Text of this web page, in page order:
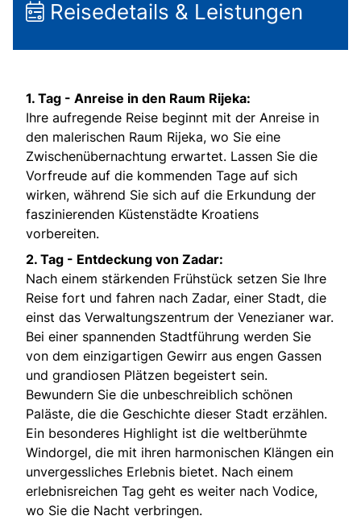
Reisedetails & Leistungen
1. Tag - Anreise in den Raum Rijeka:
Ihre aufregende Reise beginnt mit der Anreise in
den malerischen Raum Rijeka, wo Sie eine
Zwischenübernachtung erwartet. Lassen Sie die
Vorfreude auf die kommenden Tage auf sich
wirken, während Sie sich auf die Erkundung der
faszinierenden Küstenstädte Kroatiens
vorbereiten.
2. Tag - Entdeckung von Zadar:
Nach einem stärkenden Frühstück setzen Sie Ihre
Reise fort und fahren nach Zadar, einer Stadt, die
einst das Verwaltungszentrum der Venezianer war.
Bei einer spannenden Stadtführung werden Sie
von dem einzigartigen Gewirr aus engen Gassen
und grandiosen Plätzen begeistert sein.
Bewundern Sie die unbeschreiblich schönen
Paläste, die die Geschichte dieser Stadt erzählen.
Ein besonderes Highlight ist die weltberühmte
Windorgel, die mit ihren harmonischen Klängen ein
unvergessliches Erlebnis bietet. Nach einem
erlebnisreichen Tag geht es weiter nach Vodice,
wo Sie die Nacht verbringen.